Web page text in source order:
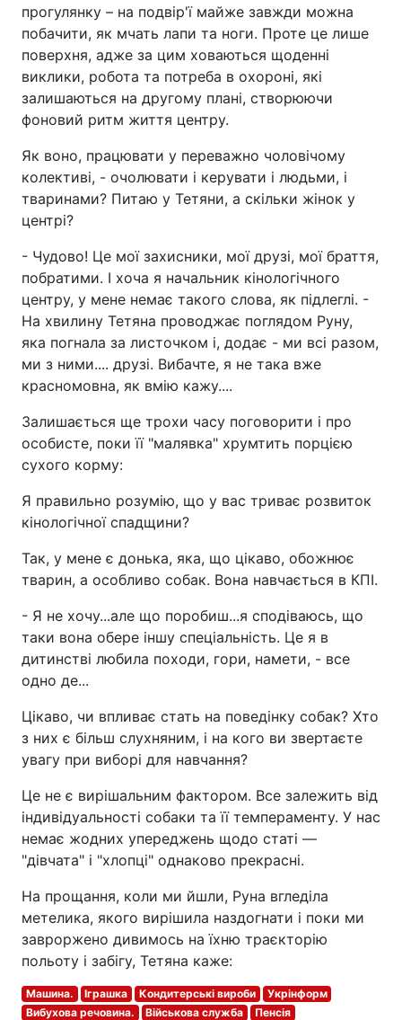
прогулянку – на подвір'ї майже завжди можна
побачити, як мчать лапи та ноги. Проте це лише
поверхня, адже за цим ховаються щоденні
виклики, робота та потреба в охороні, які
залишаються на другому плані, створюючи
фоновий ритм життя центру.
Як воно, працювати у переважно чоловічому
колективі, - очолювати і керувати і людьми, і
тваринами? Питаю у Тетяни, а скільки жінок у
центрі?
- Чудово! Це мої захисники, мої друзі, мої браття,
побратими. І хоча я начальник кінологічного
центру, у мене немає такого слова, як підлеглі. -
На хвилину Тетяна проводжає поглядом Руну,
яка погнала за листочком і, додає - ми всі разом,
ми з ними.... друзі. Вибачте, я не така вже
красномовна, як вмію кажу....
Залишається ще трохи часу поговорити і про
особисте, поки її "малявка" хрумтить порцією
сухого корму:
Я правильно розумію, що у вас триває розвиток
кінологічної спадщини?
Так, у мене є донька, яка, що цікаво, обожнює
тварин, а особливо собак. Вона навчається в КПІ.
- Я не хочу...але що поробиш...я сподіваюсь, що
таки вона обере іншу спеціальність. Це я в
дитинстві любила походи, гори, намети, - все
одно де...
Цікаво, чи впливає стать на поведінку собак? Хто
з них є більш слухняним, і на кого ви звертаєте
увагу при виборі для навчання?
Це не є вирішальним фактором. Все залежить від
індивідуальності собаки та її темпераменту. У нас
немає жодних упереджень щодо статі —
"дівчата" і "хлопці" однаково прекрасні.
На прощання, коли ми йшли, Руна вгледіла
метелика, якого вирішила наздогнати і поки ми
завроржено дивимось на їхню траєкторію
польоту і забігу, Тетяна каже:
Машина. Іграшка Кондитерські вироби
Укрінформ
Вибухова речовина.
Військова служба Пенсія